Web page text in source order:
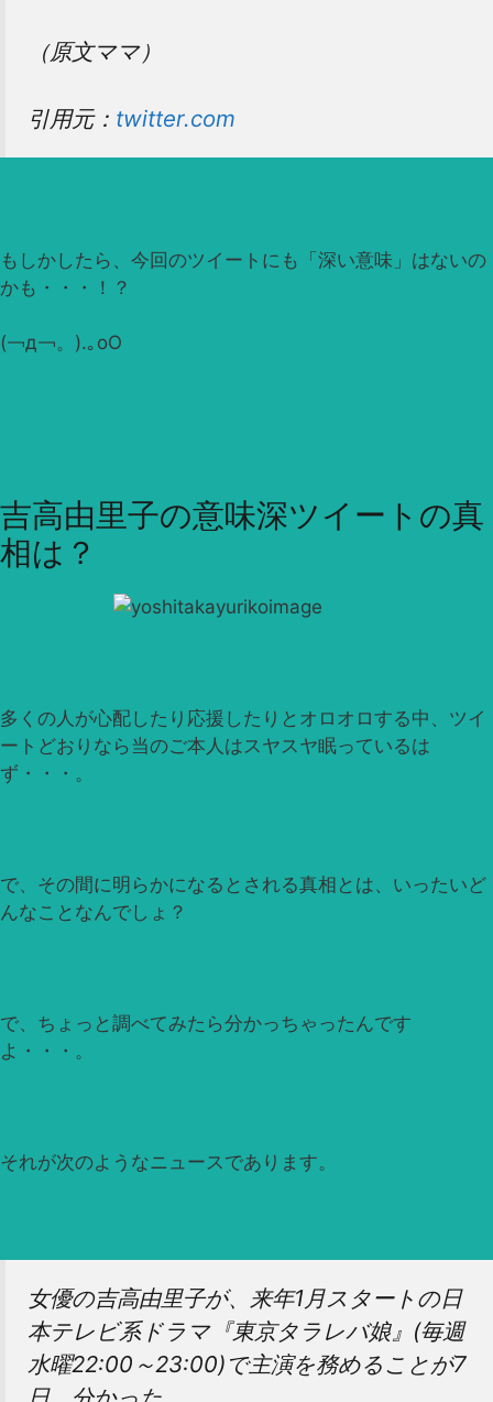
（原文ママ）
引用元： twitter.com
もしかしたら、今回のツイートにも「深い意味」はないの
かも・・・！？
(￢д￢。).｡oO
吉高由里子の意味深ツイートの真
相は？
多くの人が心配したり応援したりとオロオロする中、ツイ
ートどおりなら当のご本人はスヤスヤ眠っているは
ず・・・。
で、その間に明らかになるとされる真相とは、いったいど
んなことなんでしょ？
で、ちょっと調べてみたら分かっちゃったんです
よ・・・。
それが次のようなニュースであります。
女優の吉高由里子が、来年1月スタートの日
本テレビ系ドラマ『東京タラレバ娘』(毎週
水曜22:00～23:00)で主演を務めることが7